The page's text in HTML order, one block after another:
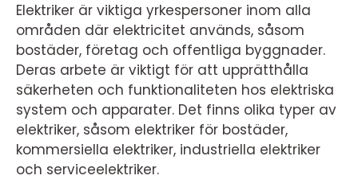
Elektriker är viktiga yrkespersoner inom alla
områden där elektricitet används, såsom
bostäder, företag och offentliga byggnader.
Deras arbete är viktigt för att upprätthålla
säkerheten och funktionaliteten hos elektriska
system och apparater. Det finns olika typer av
elektriker, såsom elektriker för bostäder,
kommersiella elektriker, industriella elektriker
och serviceelektriker.